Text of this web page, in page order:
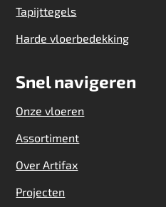
Tapijttegels
Harde vloerbedekking
Snel navigeren
Onze vloeren
Assortiment
Over Artifax
Projecten